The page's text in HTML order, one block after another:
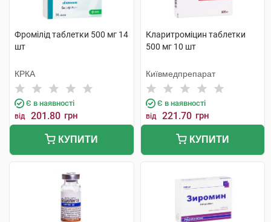
Фромілід таблетки 500 мг 14
шт
КРКА
Є в наявності
від 201.80 грн
КУПИТИ
Кларитроміцин таблетки
500 мг 10 шт
Київмедпрепарат
Є в наявності
від 221.70 грн
КУПИТИ